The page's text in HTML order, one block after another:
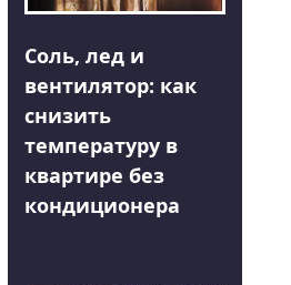
Соль, лед и
вентилятор: как
снизить
температуру в
квартире без
кондиционера